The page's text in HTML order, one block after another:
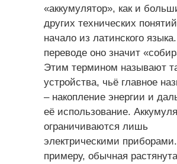
«аккумулятор», как и
других технических
начало из латинского
переводе оно значит
Этим термином называют
устройства, чьё главное
– накопление энергии и
её использование.
ограничиваются лишь
электрическими
примеру, обычная